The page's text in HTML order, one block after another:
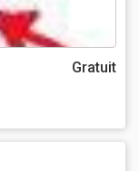
Gratuit